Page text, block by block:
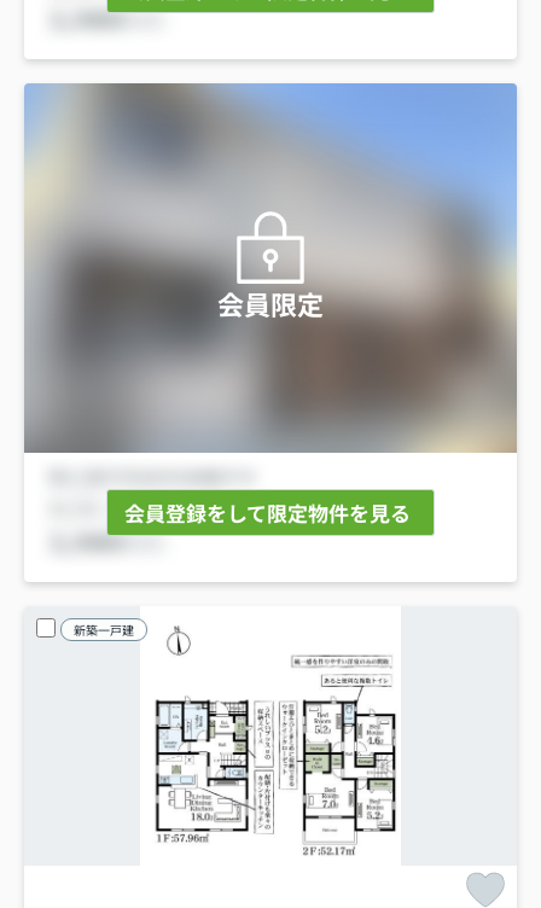
会員限定
会員登録をして限定物件を見る
新築一戸建